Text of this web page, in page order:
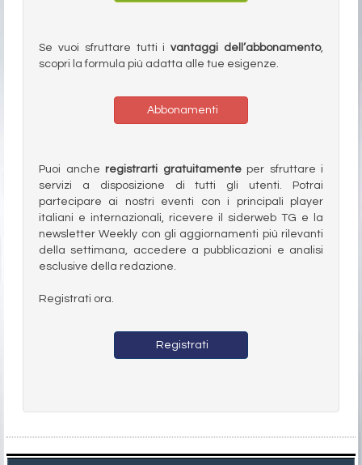
Se vuoi sfruttare tutti ivantaggi dell’abbonamento,
scopri la formula più adatta alle tue esigenze.
Abbonamenti
Puoi anche registrarti gratuitamenteper sfruttare i
servizi a disposizione di tutti gli utenti. Potrai
partecipare ai nostri eventi con i principali player
italiani e internazionali, ricevere il siderweb TG e la
newsletter Weekly con gli aggiornamenti più rilevanti
della settimana, accedere a pubblicazioni e analisi
esclusive della redazione.
Registrati ora.
Registrati